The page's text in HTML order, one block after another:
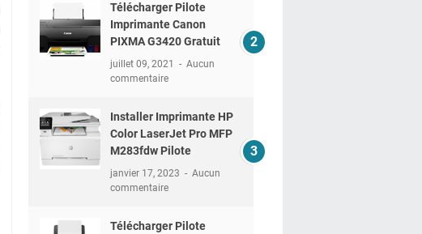
Télécharger Pilote
Imprimante Canon
PIXMA G3420 Gratuit
juillet 09, 2021
Aucun
commentaire
Installer Imprimante HP
Color LaserJet Pro MFP
M283fdw Pilote
janvier 17, 2023
Aucun
commentaire
Télécharger Pilote